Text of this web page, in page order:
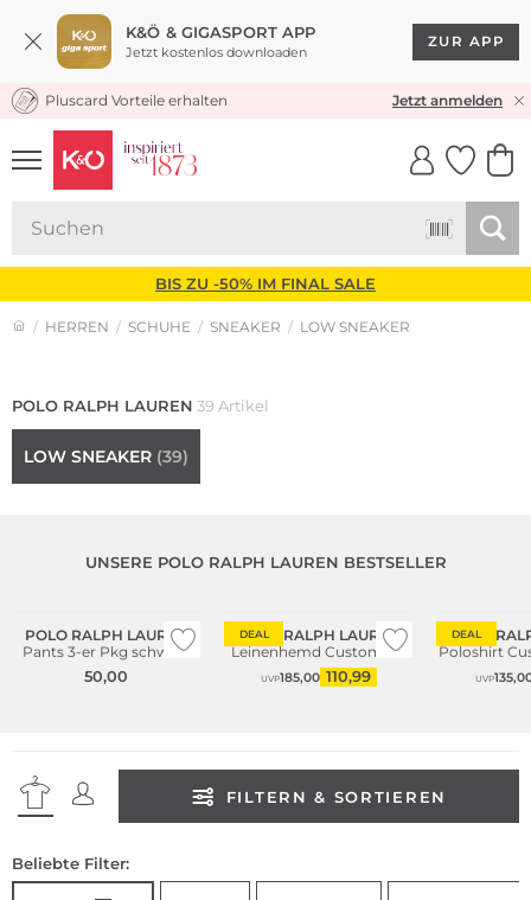
K&Ö & GIGASPORT APP
Jetzt kostenlos downloaden
ZUR APP
★★★★★ 4,8 / 5,0 STERNE
Pluscard Vorteile erhalten Jetzt anmelden
UNSERE APP
CLICK &
BIS ZU -50% IM FINAL SALE
HERREN SCHUHE SNEAKER LOW SNEAKER
POLO RALPH LAUREN 39 Artikel
LOW SNEAKER (39)
UNSERE POLO RALPH LAUREN BESTSELLER
POLO RALPH LAUREN
Pants 3-er Pkg schwarz
50,00
DEAL
POLO RALPH LAUREN
Leinenhemd Custom Fit
UVP185,00 110,99
DEAL
POLO
Poloshirt
UVP
FILTERN & SORTIEREN
Beliebte Filter: